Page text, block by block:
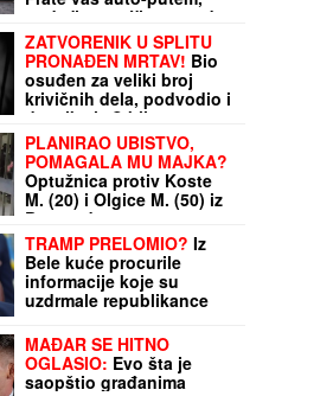
nude "pomoć", pa urade
JEZIVU STVAR: Ni ne
primetite da ste
POKRADENI
ZATVORENIK U SPLITU
PRONAĐEN MRTAV! Bio
osuđen za veliki broj
krivičnih dela, podvodio i
devojke iz Srbije!
PLANIRAO UBISTVO,
POMAGALA MU MAJKA?
Optužnica protiv Koste
M. (20) i Olgice M. (50) iz
Beograda
TRAMP PRELOMIO? Iz
Bele kuće procurile
informacije koje su
uzdrmale republikance
MAĐAR SE HITNO
OGLASIO: Evo šta je
saopštio građanima